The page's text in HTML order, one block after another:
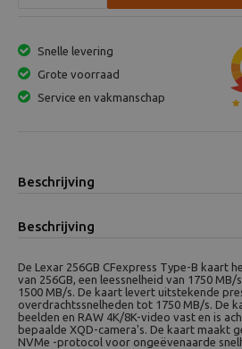
Snelle levering
Grote voorraad
Service en vakmanschap
Beschrijving
Beschrijving
De Lexar 256GB CFexpress Type-B kaart
van 256GB, een leessnelheid van 1750
1500 MB/s. De kaart levert uitstekende
overdrachtssnelheden tot 1750 MB/s. De
beelden en RAW 4K/8K-video vast en is
bepaalde XQD-camera's. De kaart maakt
NVMe -protocol voor ongeëvenaarde